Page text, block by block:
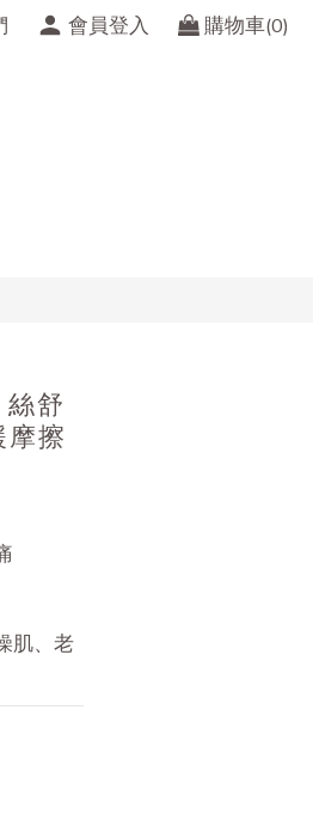
會員登入 購物車(0)
舒
擦
肌、老
立即購買